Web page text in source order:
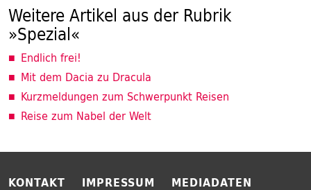
Weitere Artikel aus der Rubrik
»Spezial«
Endlich frei!
Mit dem Dacia zu Dracula
Kurzmeldungen zum Schwerpunkt Reisen
Reise zum Nabel der Welt
KONTAKT IMPRESSUM MEDIADATEN